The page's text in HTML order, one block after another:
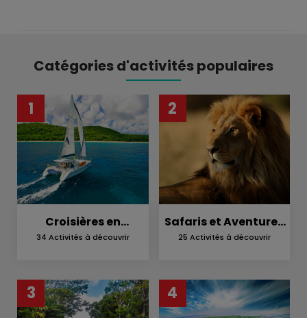
Catégories d'activités populaires
1
Croisières en
Catamaran
34 Activités à découvrir
2
Safaris et Aventures
en Nature
25 Activités à découvrir
3 4